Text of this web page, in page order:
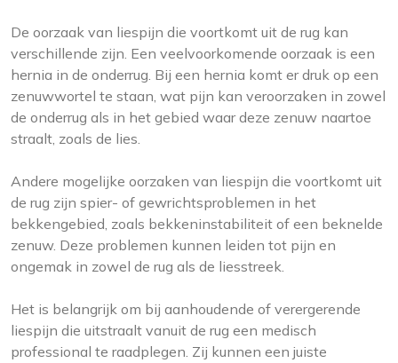
De oorzaak van liespijn die voortkomt uit de rug kan
verschillende zijn. Een veelvoorkomende oorzaak is een
hernia in de onderrug. Bij een hernia komt er druk op een
zenuwwortel te staan, wat pijn kan veroorzaken in zowel
de onderrug als in het gebied waar deze zenuw naartoe
straalt, zoals de lies.
Andere mogelijke oorzaken van liespijn die voortkomt uit
de rug zijn spier- of gewrichtsproblemen in het
bekkengebied, zoals bekkeninstabiliteit of een beknelde
zenuw. Deze problemen kunnen leiden tot pijn en
ongemak in zowel de rug als de liesstreek.
Het is belangrijk om bij aanhoudende of verergerende
liespijn die uitstraalt vanuit de rug een medisch
professional te raadplegen. Zij kunnen een juiste